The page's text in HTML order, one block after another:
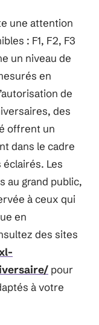
une attention
: F1, F2, F3
un niveau de
en
de
des
offrent un
dans le cadre
éclairés. Les
au grand public,
à ceux qui
en
des sites
pour
à votre